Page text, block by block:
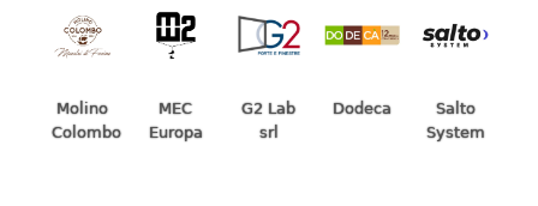
Molino
Colombo
MEC
Europa
G2 Lab
srl
Dodeca
Salto
System